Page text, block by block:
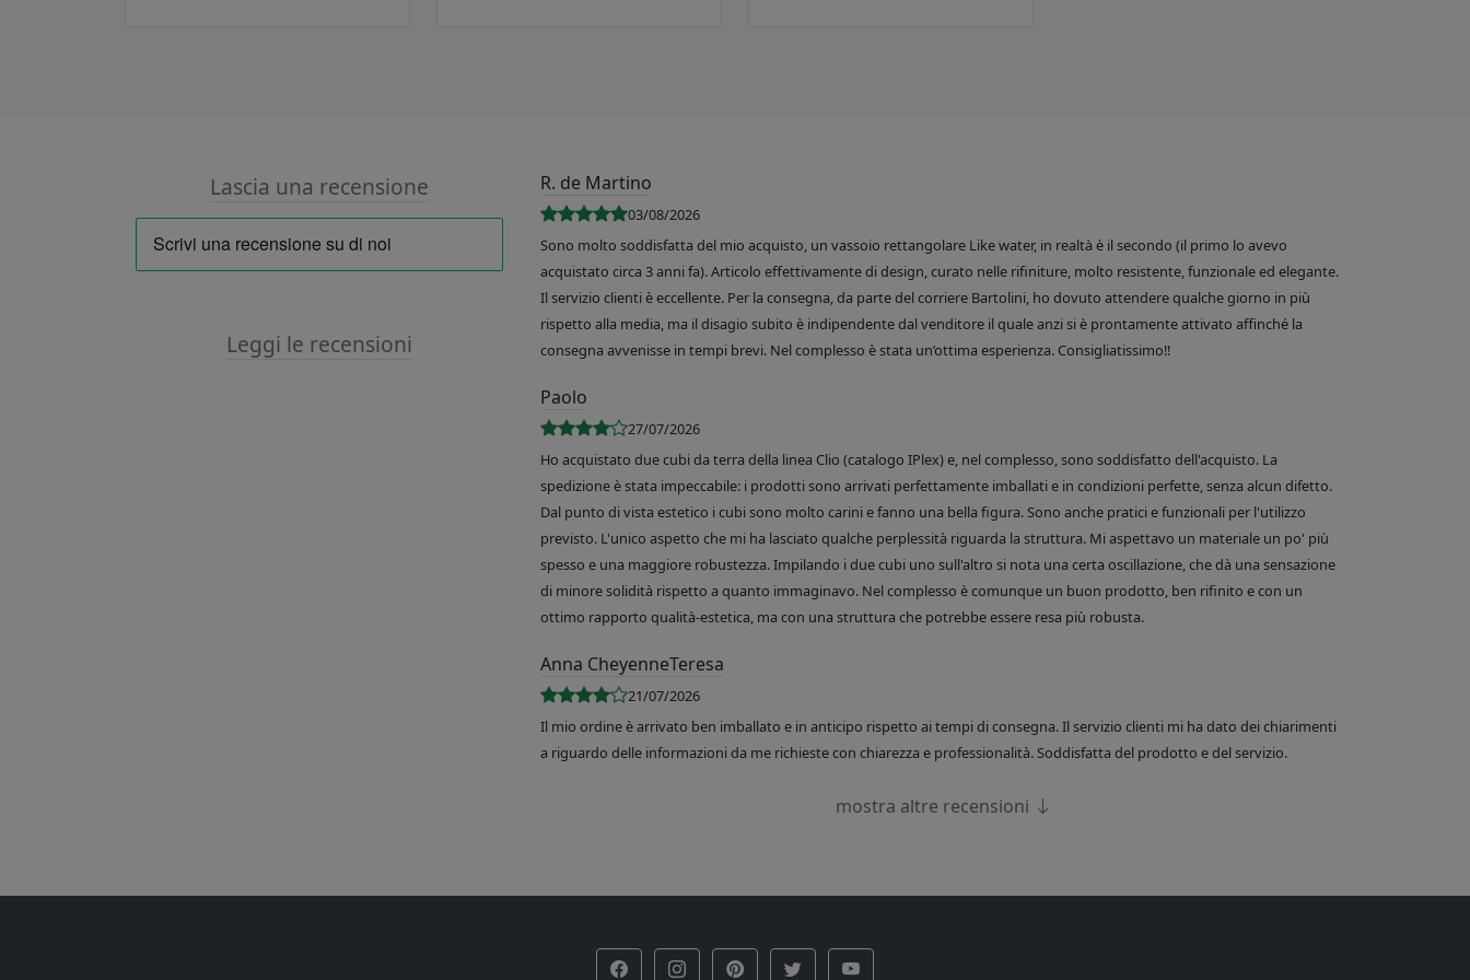
Lascia una recensione
Leggi le recensioni
R. de Martino
03/08/2026
Sono molto soddisfatta del mio acquisto, un vassoio rettangolare Like water, in realtà è il secondo (il primo lo avevo
acquistato circa 3 anni fa). Articolo effettivamente di design, curato nelle rifiniture, molto resistente, funzionale ed elegante.
Il servizio clienti è eccellente. Per la consegna, da parte del corriere Bartolini, ho dovuto attendere qualche giorno in più
rispetto alla media, ma il disagio subito è indipendente dal venditore il quale anzi si è prontamente attivato affinché la
consegna avvenisse in tempi brevi. Nel complesso è stata un’ottima esperienza. Consigliatissimo!!
Paolo
27/07/2026
Ho acquistato due cubi da terra della linea Clio (catalogo IPlex) e, nel complesso, sono soddisfatto dell'acquisto. La
spedizione è stata impeccabile: i prodotti sono arrivati perfettamente imballati e in condizioni perfette, senza alcun difetto.
Dal punto di vista estetico i cubi sono molto carini e fanno una bella figura. Sono anche pratici e funzionali per l'utilizzo
previsto. L'unico aspetto che mi ha lasciato qualche perplessità riguarda la struttura. Mi aspettavo un materiale un po' più
spesso e una maggiore robustezza. Impilando i due cubi uno sull'altro si nota una certa oscillazione, che dà una sensazione
di minore solidità rispetto a quanto immaginavo. Nel complesso è comunque un buon prodotto, ben rifinito e con un
ottimo rapporto qualità-estetica, ma con una struttura che potrebbe essere resa più robusta.
Anna CheyenneTeresa
21/07/2026
Il mio ordine è arrivato ben imballato e in anticipo rispetto ai tempi di consegna. Il servizio clienti mi ha dato dei chiarimenti
a riguardo delle informazioni da me richieste con chiarezza e professionalità. Soddisfatta del prodotto e del servizio.
mostra altre recensioni